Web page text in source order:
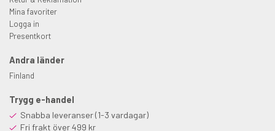
Mina favoriter
Logga in
Presentkort
Andra länder
Finland
Trygg e-handel
Snabba leveranser (1-3 vardagar)
Fri frakt över 499 kr